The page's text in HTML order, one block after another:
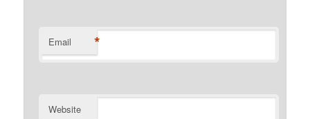
Email *
Website